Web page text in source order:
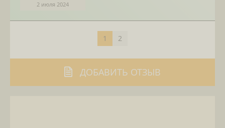
ДОБАВИТЬ ОТЗЫВ
2 июля 2024
1 2